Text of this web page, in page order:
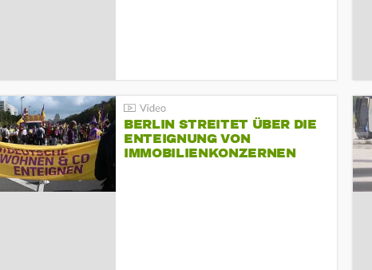
BERLIN STREITET ÜBER DIE
ENTEIGNUNG VON
IMMOBILIENKONZERNEN